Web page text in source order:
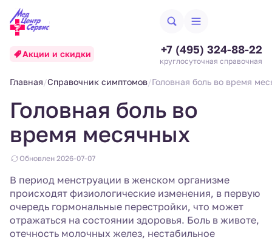
Акции и скидки +7 (495) 324-88-22
круглосуточная справочная
Главная Справочник симптомов Головная боль во время
Головная боль во
время месячных
Обновлен 2026-07-07
В период менструации в женском организме
происходят физиологические изменения, в первую
очередь гормональные перестройки, что может
отражаться на состоянии здоровья. Боль в животе,
отечность молочных желез, нестабильное